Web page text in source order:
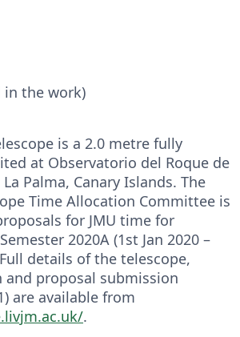
in the work)
is a 2.0 metre fully
at Observatorio del Roque de
Palma, Canary Islands. The
Time Allocation Committee is
for JMU time for
2020A (1st Jan 2020 –
details of the telescope,
proposal submission
are available from
.